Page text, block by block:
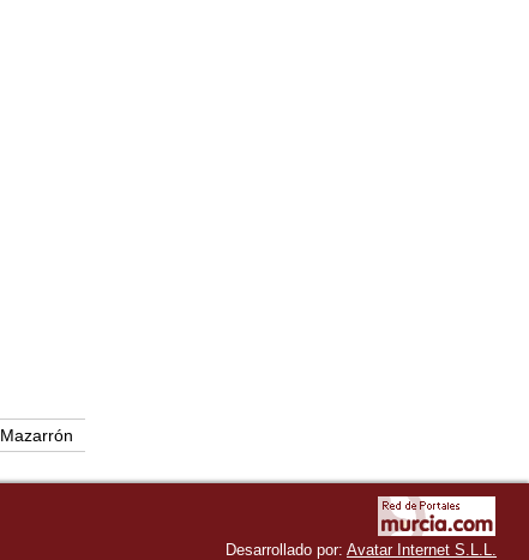
Mazarrón
Desarrollado por: Avatar Internet S.L.L.